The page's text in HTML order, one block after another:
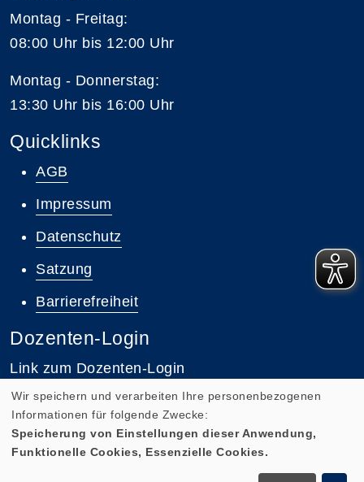
Montag - Freitag:
08:00 Uhr bis 12:00 Uhr
Montag - Donnerstag:
13:30 Uhr bis 16:00 Uhr
Quicklinks
AGB
Impressum
Datenschutz
Satzung
Barrierefreiheit
Dozenten-Login
Link zum Dozenten-Login
Cookie Einstellungen
Wir speichern und verarbeiten Ihre personenbezogenen
Informationen für folgende Zwecke:
Speicherung von Einstellungen dieser Anwendung,
Funktionelle Cookies, Essenzielle Cookies.